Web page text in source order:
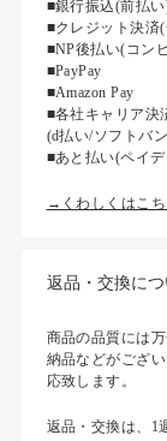
■銀行振込(前払
■クレジット決済
■NP後払い(コン
■PayPay
■Amazon Pay
■各社キャリア決
(d払い/ソフトバ
■あと払い(ペイ
→くわしくはこち
返品・交換につ
商品の品質には
納品などがござ
応致します。
返品・交換は、1